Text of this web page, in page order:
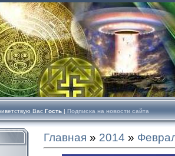
Вас Гость | Подписка на новости сайта
Главная » 2014 »